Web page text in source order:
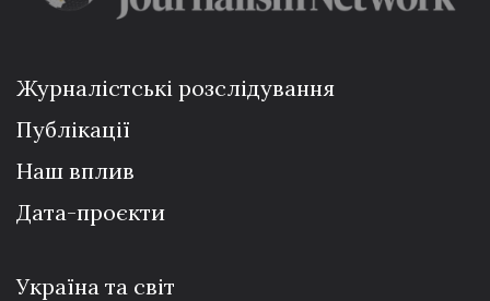
Журналістські розслідування
Публікації
Наш вплив
Дата-проєкти
Україна та світ